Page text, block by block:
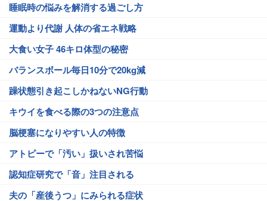
睡眠時の悩みを解消する過ごし方
運動より代謝 人体の省エネ戦略
大食い女子 46キロ体型の秘密
バランスボール毎日10分で20kg減
躁状態引き起こしかねないNG行動
キウイを食べる際の3つの注意点
脳梗塞になりやすい人の特徴
アトピーで「汚い」扱いされ苦悩
認知症研究で「音」注目される
夫の「産後うつ」にみられる症状